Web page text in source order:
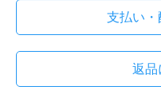
支払い・
返品